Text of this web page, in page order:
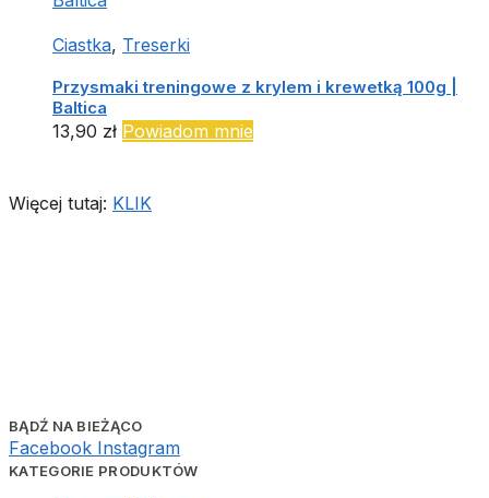
Ciastka, Treserki
Przysmaki treningowe z krylem i krewetką 100g |
Baltica
13,90 zł Powiadom mnie
Więcej tutaj: KLIK
BĄDŹ NA BIEŻĄCO
Facebook Instagram
KATEGORIE PRODUKTÓW